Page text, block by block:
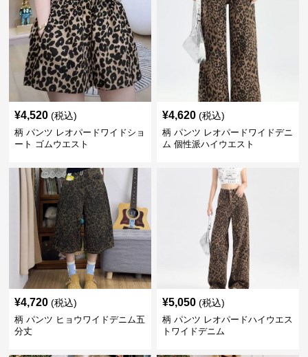
¥4,520 (税込)
柄 パンツ レオパードワイドショ
ート ゴムウエスト
¥4,620 (税込)
柄 パンツ レオパードワイドデニ
ム 個性派ハイウエスト
¥4,720 (税込)
柄 パンツ ヒョウワイドデニム五
分丈
¥5,050 (税込)
柄 パンツ レオパードハイウエス
トワイドデニム